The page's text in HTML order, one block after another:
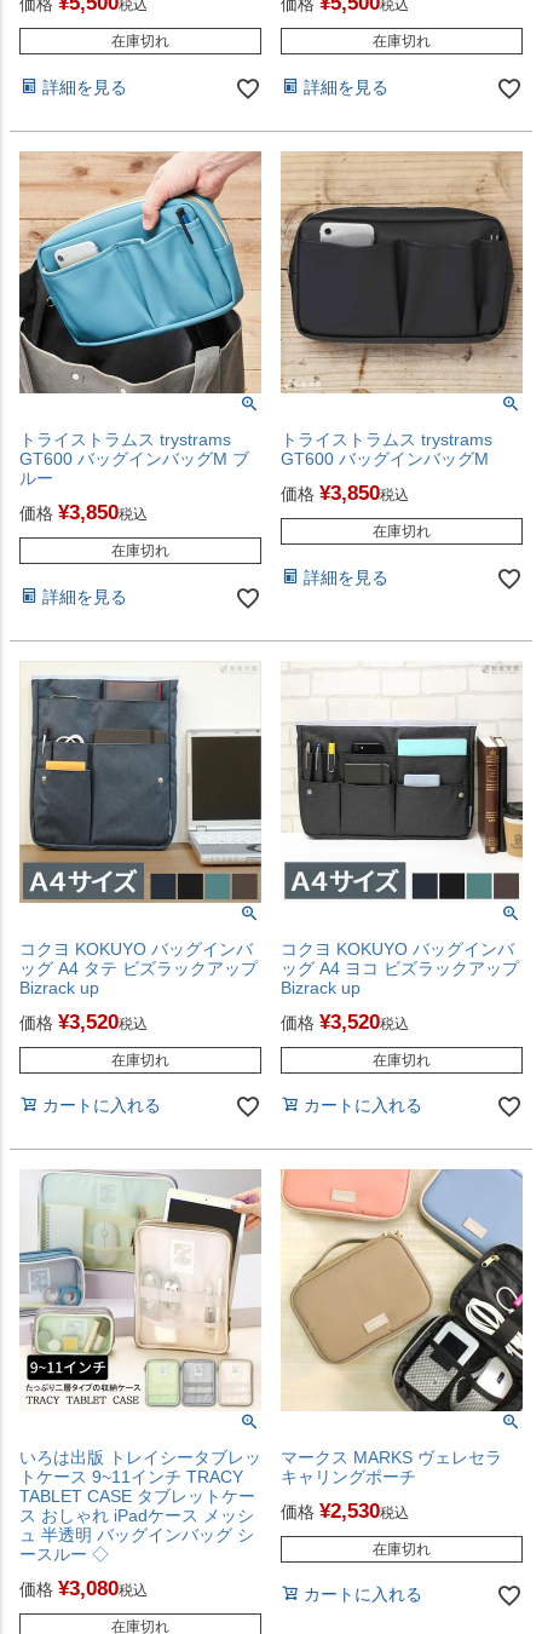
価格 税込
在庫切れ
詳細を見る
価格 税込
在庫切れ
詳細を見る
トライストラムス trystrams
GT600 バッグインバッグM ブ
ルー
価格 ¥3,850税込
在庫切れ
詳細を見る
トライストラムス trystrams
GT600 バッグインバッグM
価格 ¥3,850税込
在庫切れ
詳細を見る
コクヨ KOKUYO バッグインバ
ッグ A4 タテ ビズラックアップ
Bizrack up
価格 ¥3,520税込
在庫切れ
カートに入れる
コクヨ KOKUYO バッグインバ
ッグ A4 ヨコ ビズラックアップ
Bizrack up
価格 ¥3,520税込
在庫切れ
カートに入れる
いろは出版 トレイシータブレッ
トケース 9~11インチ TRACY
TABLET CASE タブレットケー
ス おしゃれ iPadケース メッシ
ュ 半透明 バッグインバッグ シ
ースルー ◇
価格 ¥3,080税込
在庫切れ
マークス MARKS ヴェレセラ
キャリングポーチ
価格 ¥2,530税込
在庫切れ
カートに入れる